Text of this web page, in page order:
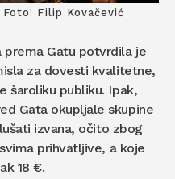
Filip Kovačević
prema Gatu potvrdila je
za dovesti kvalitetne,
šaroliku publiku. Ipak,
Gata okupljale skupine
izvana, očito zbog
prihvatljive, a koje
18 €.